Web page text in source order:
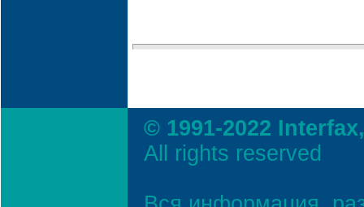
© 1991-2022
All rights reserved